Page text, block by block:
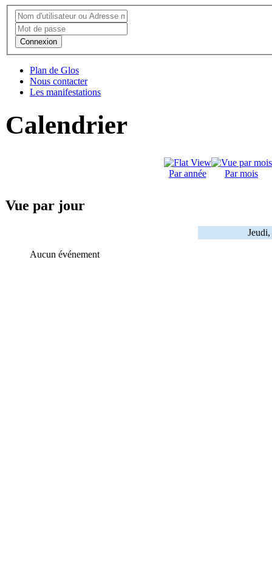
Connexion
Plan de Glos
Nous contacter
Les manifestations
Calendrier
Par année Par mois
Vue par jour
Aucun événement